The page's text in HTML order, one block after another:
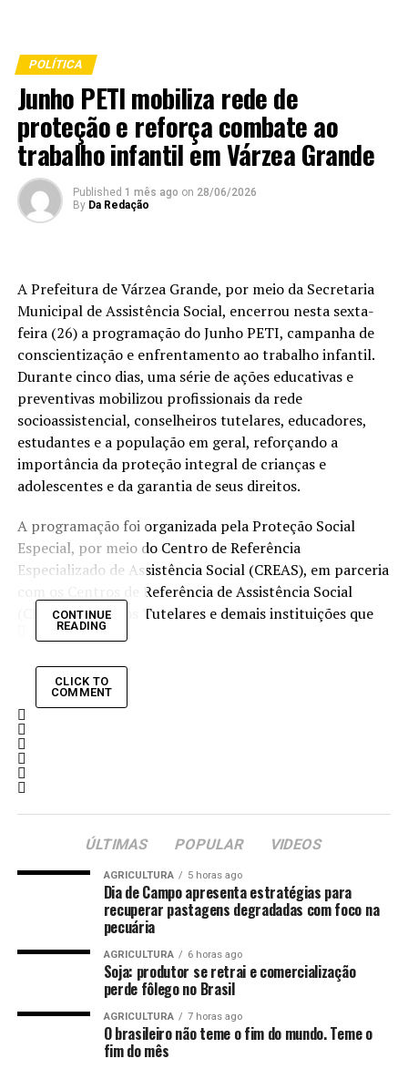
POLÍTICA
Junho PETI mobiliza rede de
proteção e reforça combate ao
trabalho infantil em Várzea Grande
Published 1 mês ago on 28/06/2026
By Da Redação
A Prefeitura de Várzea Grande, por meio da Secretaria
Municipal de Assistência Social, encerrou nesta sexta-
feira (26) a programação do Junho PETI, campanha de
conscientização e enfrentamento ao trabalho infantil.
Durante cinco dias, uma série de ações educativas e
preventivas mobilizou profissionais da rede
socioassistencial, conselheiros tutelares, educadores,
estudantes e a população em geral, reforçando a
importância da proteção integral de crianças e
adolescentes e da garantia de seus direitos.
A programação foi organizada pela Proteção Social
Especial, por meio do Centro de Referência
Especializado de Assistência Social (CREAS), em parceria
com os Centros de Referência de Assistência Social
(CRAS), Conselhos Tutelares e demais instituições que
integram a rede de proteção.
As atividades começaram na segunda-feira (22) com
uma blitz educativa e distribuição de materiais
informativos no Aeroporto Marechal Rondon e no
Terminal André Maggi, levando orientações à população
sobre a identificação, prevenção e denúncia de casos de
trabalho infantil. A iniciativa teve como objetivo ampliar
Ao longo da semana, equipes técnicas também
promoveram oficinas em unidades escolares de
diferentes regiões do município. As atividades
aconteceram na Escola Estadual Militar Tiradentes
Tenente-Coronel PM Louirson Rodrigues Benevides, na
região central; na Escola Estadual Professora Elizabeth
Maria Bastos, no Jardim Eldorado; e na Escola Estadual
Professor Honório Rodrigues de Amorim, no bairro
Cristo Rei. Os encontros abordaram a promoção dos
CONTINUE
READING
CLICK TO
COMMENT
ÚLTIMAS POPULAR VIDEOS
AGRICULTURA 5 horas ago
Dia de Campo apresenta estratégias para
recuperar pastagens degradadas com foco na
pecuária
AGRICULTURA 6 horas ago
Soja: produtor se retrai e comercialização
perde fôlego no Brasil
AGRICULTURA 7 horas ago
O brasileiro não teme o fim do mundo. Teme o
fim do mês